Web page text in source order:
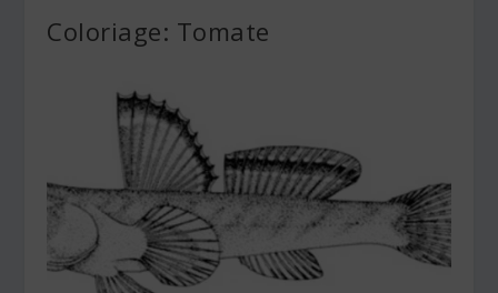
Coloriage: Tomate